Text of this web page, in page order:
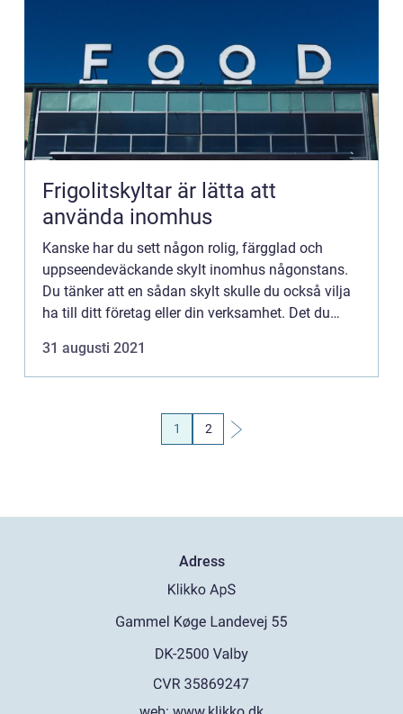
Frigolitskyltar är lätta att
använda inomhus
Kanske har du sett någon rolig, färgglad och
uppseendeväckande skylt inomhus någonstans.
Du tänker att en sådan skylt skulle du också vilja
ha till ditt företag eller din verksamhet. Det du
31 augusti 2021
1 2
Adress